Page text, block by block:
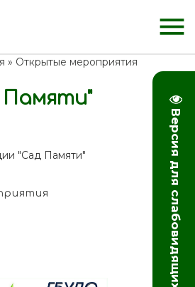
Версия для слабовидящих
menu
» Открытые мероприятия
Памяти"
"Сад Памяти"